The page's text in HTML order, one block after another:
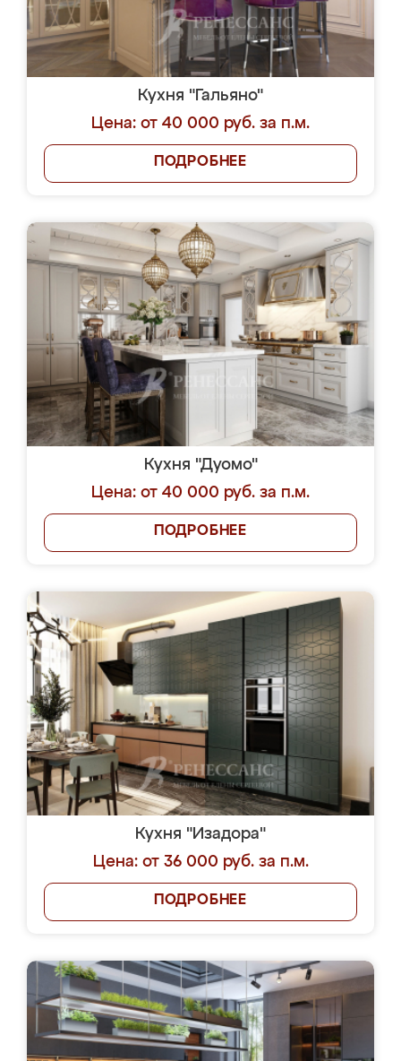
Кухня "Гальяно"
Цена: от 40 000 руб. за п.м.
ПОДРОБНЕЕ
Кухня "Дуомо"
Цена: от 40 000 руб. за п.м.
ПОДРОБНЕЕ
Кухня "Изадора"
Цена: от 36 000 руб. за п.м.
ПОДРОБНЕЕ